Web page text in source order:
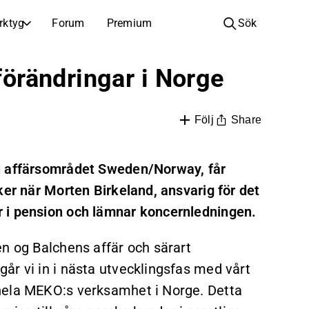
Forum Premium
Bolag
Börsnoteringar
Nya noteringar och kommande börsintroduktioner
Årsstämmor
Analysskola
Portföljinnehavare
Investeringskunskap för alla nivåer, från första stegen till avancerade portföljstrategier.
Sök
i Norge
Följ Share
Sweden/Norway, får
när Morten Birkeland, ansvarig för det
pension och lämnar koncernledningen.
og Balchens affär och särart
vi in i nästa utvecklingsfas med vårt
MEKO:s verksamhet i Norge. Detta